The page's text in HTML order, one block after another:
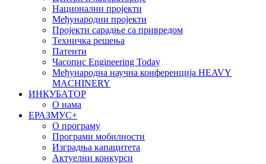
Национални пројекти
Међународни пројекти
Пројекти сарадње са привредом
Техничка решења
Патенти
Часопис Engineering Today
Међународна научна конференција HEAVY
MACHINERY
ИНКУБАТОР
О нама
EРАЗМУС+
О програму
Програми мобилности
Изградња капацитета
Актуелни конкурси